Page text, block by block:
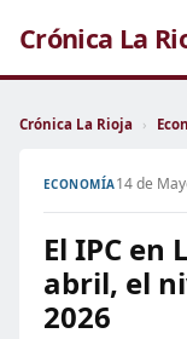
Crónica La
Crónica La Rioja ›
ECONOMÍA14 de
El IPC en
abril, el
2026